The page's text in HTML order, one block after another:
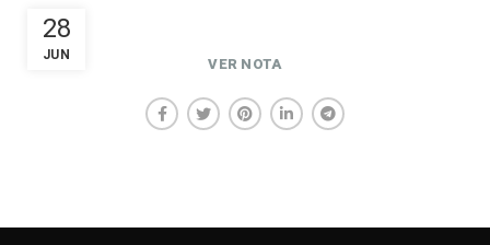
28
JUN
VER NOTA
LAS 8 MARCAS
MÁS
INTERESANTES
DE FORO